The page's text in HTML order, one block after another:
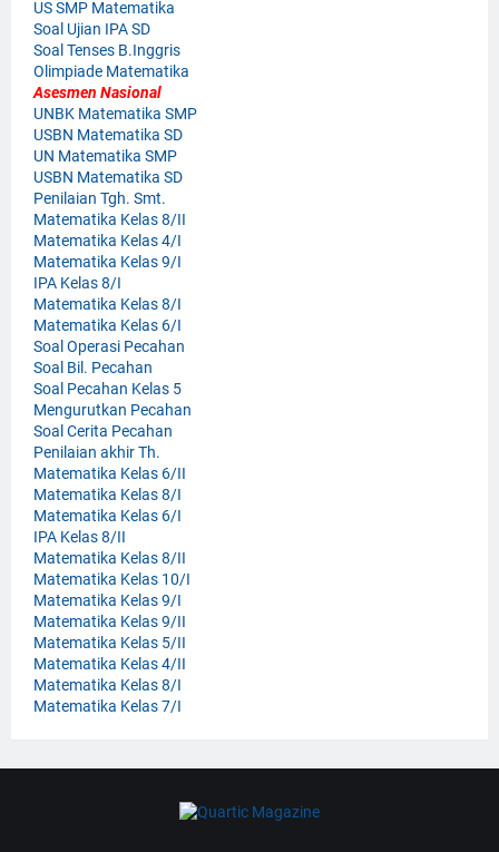
US SMP Matematika
Soal Ujian IPA SD
Soal Tenses B.Inggris
Olimpiade Matematika
Asesmen Nasional
UNBK Matematika SMP
USBN Matematika SD
UN Matematika SMP
USBN Matematika SD
Penilaian Tgh. Smt.
Matematika Kelas 8/II
Matematika Kelas 4/I
Matematika Kelas 9/I
IPA Kelas 8/I
Matematika Kelas 8/I
Matematika Kelas 6/I
Soal Operasi Pecahan
Soal Bil. Pecahan
Soal Pecahan Kelas 5
Mengurutkan Pecahan
Soal Cerita Pecahan
Penilaian akhir Th.
Matematika Kelas 6/II
Matematika Kelas 8/I
Matematika Kelas 6/I
IPA Kelas 8/II
Matematika Kelas 8/II
Matematika Kelas 10/I
Matematika Kelas 9/I
Matematika Kelas 9/II
Matematika Kelas 5/II
Matematika Kelas 4/II
Matematika Kelas 8/I
Matematika Kelas 7/I